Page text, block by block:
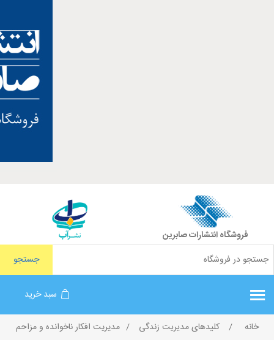
فروشگاه انتشارات صابرین
جستجو
سبد خرید
خانه / کلیدهای مدیریت زندگی / مديريت افكار ناخوانده و مزاحم